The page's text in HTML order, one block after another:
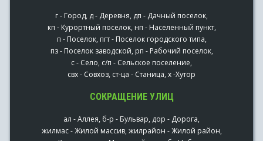
г - Город, д - Деревня, дп - Дачный поселок,
кп - Курортный поселок, нп - Населенный пункт,
п - Поселок, пгт - Поселок городского типа,
пз - Поселок заводской, рп - Рабочий поселок,
с - Село, с/п - Сельское поселение,
свх - Совхоз, ст-ца - Станица, х -Хутор
СОКРАЩЕНИЕ УЛИЦ
ал - Аллея, б-р - Бульвар, дор - Дорога,
жилмас - Жилой массив, жилрайон - Жилой район,